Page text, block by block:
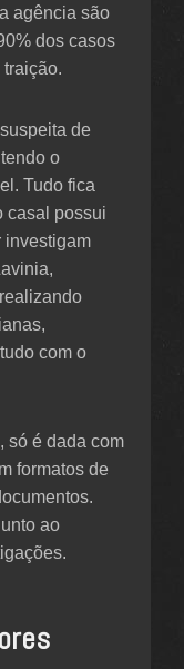
agência são
dos casos
de
o
Tudo fica
casal possui
investigam
com o
só é dada com
formatos de
ao